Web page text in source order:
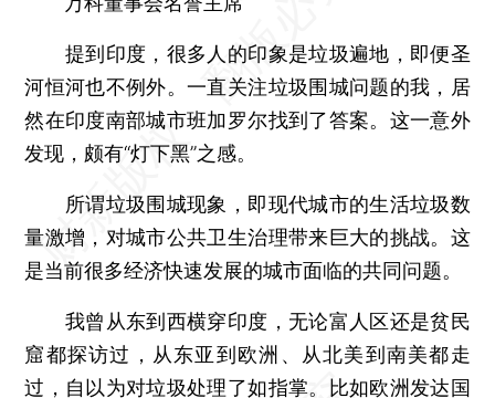
提到印度，很多人的印象是垃圾遍地，即便圣
河恒河也不例外。一直关注垃圾围城问题的我，居
然在印度南部城市班加罗尔找到了答案。这一意外
发现，颇有“灯下黑”之感。
所谓垃圾围城现象，即现代城市的生活垃圾数
量激增，对城市公共卫生治理带来巨大的挑战。这
是当前很多经济快速发展的城市面临的共同问题。
我曾从东到西横穿印度，无论富人区还是贫民
窟都探访过，从东亚到欧洲、从北美到南美都走
过，自以为对垃圾处理了如指掌。比如欧洲发达国